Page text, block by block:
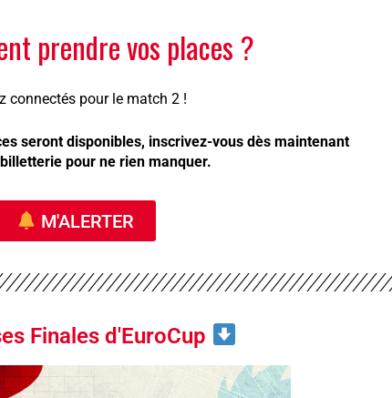
prendre vos places ?
connectés pour le match 2 !
seront disponibles, inscrivez-vous dès maintenant
pour ne rien manquer.
M'ALERTER
Finales d'EuroCup